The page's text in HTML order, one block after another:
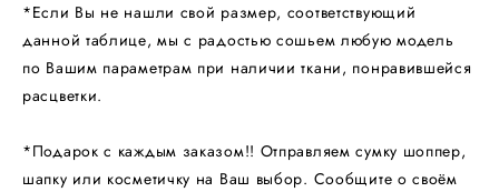
*Если Вы не нашли свой размер, соответствующий
данной таблице, мы с радостью сошьем любую модель
по Вашим параметрам при наличии ткани, понравившейся
расцветки.
*Подарок с каждым заказом!! Отправляем сумку шоппер,
шапку или косметичку на Ваш выбор. Сообщите о своём